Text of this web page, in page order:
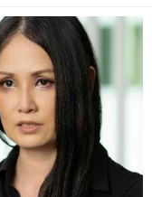
なくて大丈夫な
てます。